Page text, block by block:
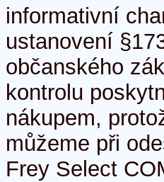
informativní
ustanovení
občanského
kontrolu
nákupem,
můžeme při
Frey Select